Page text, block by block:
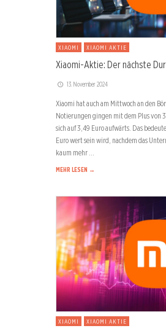
XIAOMI XIAOMI AKTIE
Xiaomi-Aktie: Der nächste
13. November 2024
Xiaomi hat auch am Mittwoch an den
Notierungen gingen mit dem Plus von
sich auf 3,49 Euro aufwärts. Das
Euro wert sein wird, nachdem das
kaum mehr …
MEHR LESEN →
XIAOMI XIAOMI AKTIE